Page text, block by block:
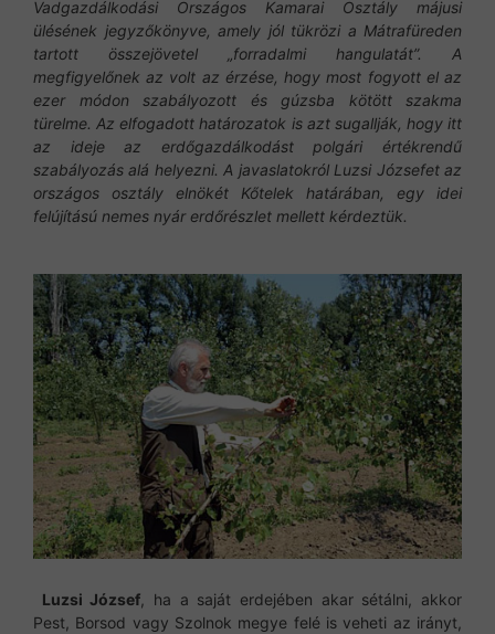
Vadgazdálkodási Országos Kamarai Osztály májusi
ülésének jegyzőkönyve, amely jól tükrözi a Mátrafüreden
tartott összejövetel „forradalmi hangulatát”. A
megfigyelőnek az volt az érzése, hogy most fogyott el az
ezer módon szabályozott és gúzsba kötött szakma
türelme. Az elfogadott határozatok is azt sugallják, hogy itt
az ideje az erdőgazdálkodást polgári értékrendű
szabályozás alá helyezni. A javaslatokról Luzsi Józsefet az
országos osztály elnökét Kőtelek határában, egy idei
felújítású nemes nyár erdőrészlet mellett kérdeztük.
Luzsi József , ha a saját erdejében akar sétálni, akkor
Pest, Borsod vagy Szolnok megye felé is veheti az irányt,